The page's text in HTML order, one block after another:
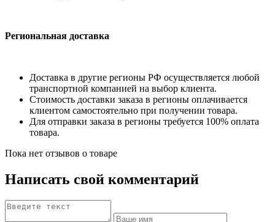
Региональная доставка
Доставка в другие регионы РФ осуществляется любой
транспортной компанией на выбор клиента.
Стоимость доставки заказа в регионы оплачивается
клиентом самостоятельно при получении товара.
Для отправки заказа в регионы требуется 100% оплата
товара.
Пока нет отзывов о товаре
Написать свой комментарий